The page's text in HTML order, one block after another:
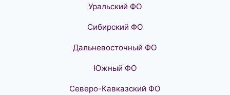
Уральский ФО
Сибирский ФО
Дальневосточный ФО
Южный ФО
Северо-Кавказский ФО